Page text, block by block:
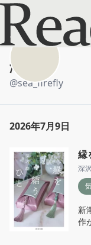
Reads - 読書の
海蛍
@sea_firefly
2026年7月9日
縁
深
新
作